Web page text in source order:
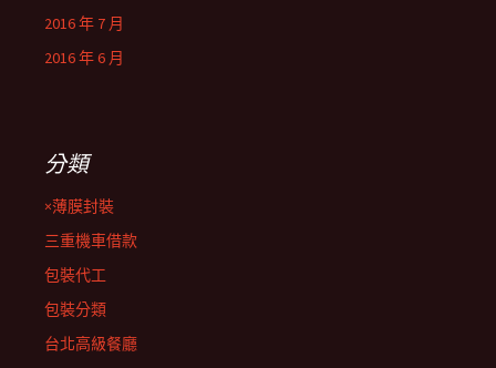
2016 年 7 月
2016 年 6 月
分類
×薄膜封裝
三重機車借款
包裝代工
包裝分類
台北高級餐廳